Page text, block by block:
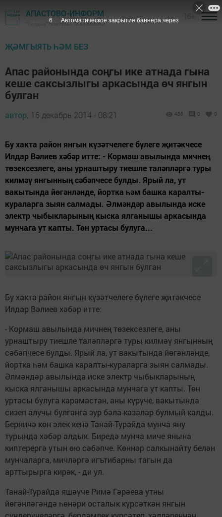
АПАСТОВО-ИНФОРМ
"Йолдыз" газетасы - Апас районы
ҖӘМГЫЯТЬ ҺӘМ БЕЗ
Апас районында соңгы ике атнада гына
кеше саксызлыгы аркасында өч янгын
булган
автор, 16 декабрь 2014 - 08:21 488 0 0
Бу хакта район янгын күзәтчелеге бүлеге җитәкчесе
Илдар Вәлиев хәбәр итте: - Кормаш авылында мичнең
төзексезлеге, аны урнаштыру тиешле таләпләргә туры
килмәү янгынның сәбәпчесе булды. Ярый ла, ут
вакытында йөгәнләнде, йортка һәм башка каралты-
кураларга зыян салмады. Әлмәндәр авылында иске
электр чыбыкларының кыска ялганышы аркасында
мунчага ут капты. Төн уртасы булуга...
Бу хакта район янгын күзәтчелеге бүлеге җитәкчесе
Илдар Вәлиев хәбәр итте:
- Кормаш авылында мичнең төзексезлеге, аны
урнаштыру тиешле таләпләргә туры килмәү янгынның
сәбәпчесе булды. Ярый ла, ут вакытында йөгәнләнде,
йортка һәм башка каралты-кураларга зыян салмады.
Әлмәндәр авылында иске электр чыбыкларының
кыска ялганышы аркасында мунчага ут капты. Төн
уртасы булуга карамастан, аны күрүче, вакытында
сизеп алучы булганга зур бәла-казалар булмый калды.
Берничә көн элек кенә Танай-Турайда мунча яну
турында хәбәр алдык. Биредә мунча миче янына
киптерергә утын өю сәбәпче. Көннәр салкынайту белән
мунчаларга, мичләргә игътибарны тагын да
арттырырга кирәк, - ди ул.
Танай-Турайда яшәүче Римә Гәрәева утны
йөгәнләгәндә һөнәри осталык күрсәткән янгын
5 Автоматическое закрытие баннера через